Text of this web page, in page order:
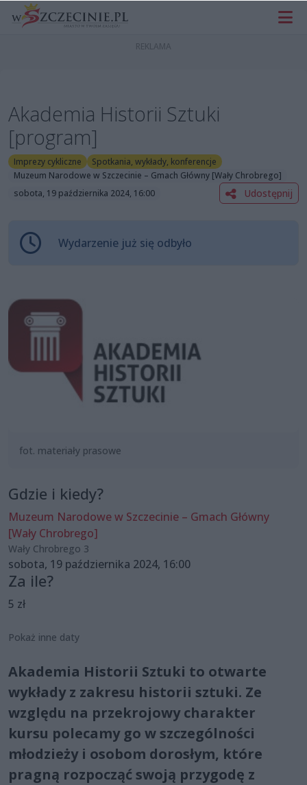
Akademia Historii Sztuki
[program]
Imprezy cykliczne
Spotkania, wykłady, konferencje
Muzeum Narodowe w Szczecinie – Gmach Główny [Wały Chrobrego]
sobota, 19 października 2024, 16:00
Udostępnij
Wydarzenie już się odbyło
fot. materiały prasowe
Gdzie i kiedy?
Muzeum Narodowe w Szczecinie – Gmach Główny
[Wały Chrobrego]
Wały Chrobrego 3
sobota, 19 października 2024, 16:00
Za ile?
5 zł
Pokaż inne daty
Akademia Historii Sztuki to otwarte
wykłady z zakresu historii sztuki. Ze
względu na przekrojowy charakter
kursu polecamy go w szczególności
młodzieży i osobom dorosłym, które
pragną rozpocząć swoją przygodę z